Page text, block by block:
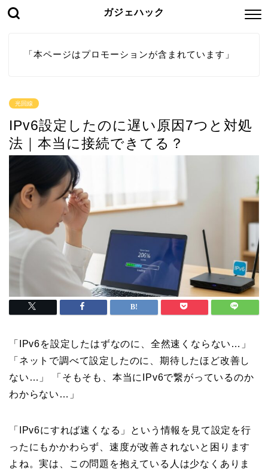
ガジェハック
「本ページはプロモーションが含まれています」
光回線
IPv6設定したのに遅い原因7つと対処
法｜本当に接続できてる？
「IPv6を設定したはずなのに、全然速くならない…」
「ネットで調べて設定したのに、期待したほど改善し
ない…」 「そもそも、本当にIPv6で繋がっているのか
わからない…」
「IPv6にすれば速くなる」という情報を見て設定を行
ったにもかかわらず、速度が改善されないと困ります
よね。実は、この問題を抱えている人は少なくありま